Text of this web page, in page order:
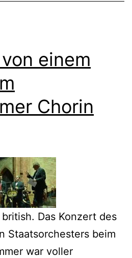
einem
Chorin
Das Konzert des
Staatsorchesters beim
war voller